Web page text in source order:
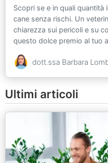
Scopri se e in quali
cane senza rischi. Un
chiarezza sui pericoli e su
questo dolce premio al tuo
dott.ssa Barbara
Ultimi articoli